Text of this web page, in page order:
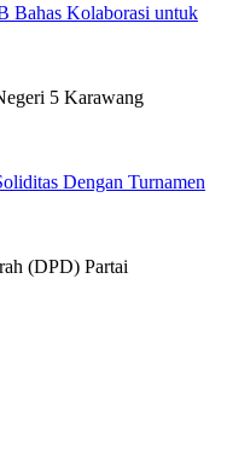
Bahas Kolaborasi untuk
5 Karawang
Dengan Turnamen
(DPD) Partai